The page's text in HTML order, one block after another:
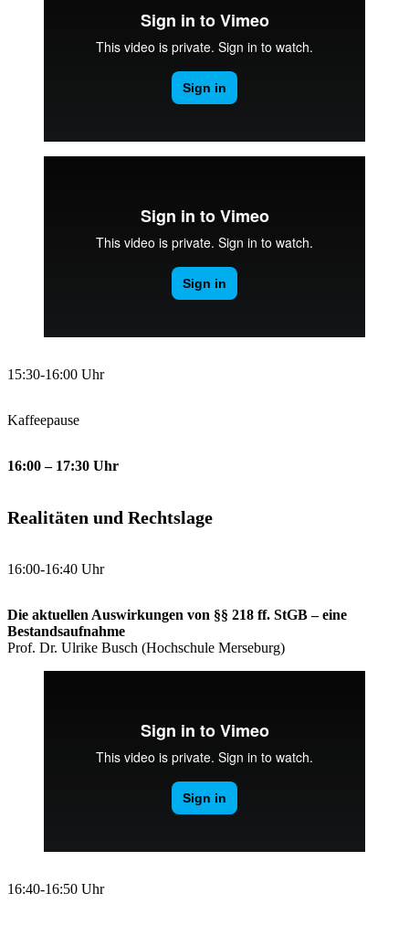
15:30-16:00 Uhr
Kaffeepause
16:00 – 17:30 Uhr
Realitäten und Rechtslage
16:00-16:40 Uhr
Die aktuellen Auswirkungen von §§ 218 ff. StGB – eine
Bestandsaufnahme
Prof. Dr. Ulrike Busch (Hochschule Merseburg)
16:40-16:50 Uhr